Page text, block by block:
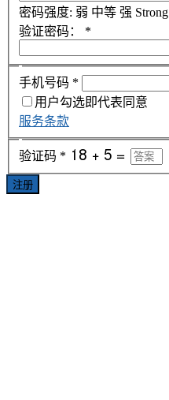
密码强度: 弱 中等 强 Strong
验证密码：
*
手机号码 *
用户勾选即代表同意
服务条款
验证码 *
注册